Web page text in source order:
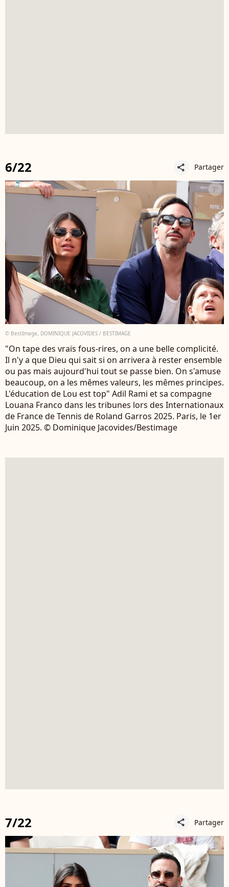
6/22 share Partager
© BestImage, DOMINIQUE JACOVIDES / BESTIMAGE
"On tape des vrais fous-rires, on a une belle complicité.
Il n'y a que Dieu qui sait si on arrivera à rester ensemble
ou pas mais aujourd'hui tout se passe bien. On s'amuse
beaucoup, on a les mêmes valeurs, les mêmes principes.
L'éducation de Lou est top" Adil Rami et sa compagne
Louana Franco dans les tribunes lors des Internationaux
de France de Tennis de Roland Garros 2025. Paris, le 1er
Juin 2025. © Dominique Jacovides/Bestimage
7/22 share Partager